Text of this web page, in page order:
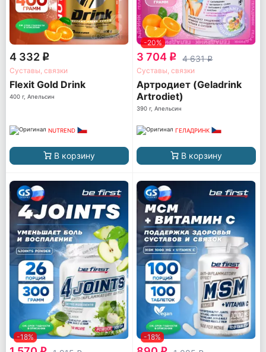
4 332 q
Суставы, связки
Flexit Gold Drink
400 г, Апельсин
NUTREND
В корзину
-20%
3 704 q 4 631q
Суставы, связки
Артродиет (Geladrink
Artrodiet)
390 г, Апельсин
ГЕЛАДРИНК
В корзину
-18% -18%